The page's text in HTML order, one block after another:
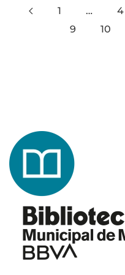
1 … 4
9
10